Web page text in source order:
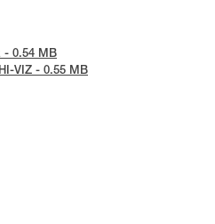
- 0.54 MB
VIZ - 0.55 MB